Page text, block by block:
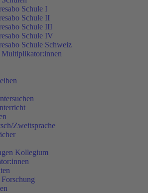
Schule I
Schule II
Schule III
Schule IV
Schule Schweiz
Multiplikator:innen
Zweitsprache
Kollegium